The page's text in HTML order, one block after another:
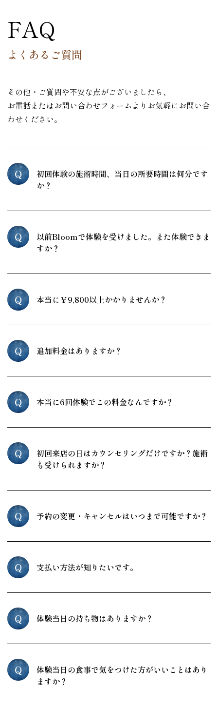
FAQ
よくあるご質問
その他・ご質問や不安な点がございましたら、
お電話またはお問い合わせフォームよりお気軽にお問い合
わせください。
Q
初回体験の施術時間、当日の所要時間は何分です
か？
Q
以前Bloomで体験を受けました。また体験できま
すか？
Q 本当に￥9,800以上かかりませんか？
Q 追加料金はありますか？
Q 本当に6回体験でこの料金なんですか？
Q
初回来店の日はカウンセリングだけですか？施術
も受けられますか？
Q 予約の変更・キャンセルはいつまで可能ですか？
Q 支払い方法が知りたいです。
Q 体験当日の持ち物はありますか？
Q
体験当日の食事で気をつけた方がいいことはあり
ますか？